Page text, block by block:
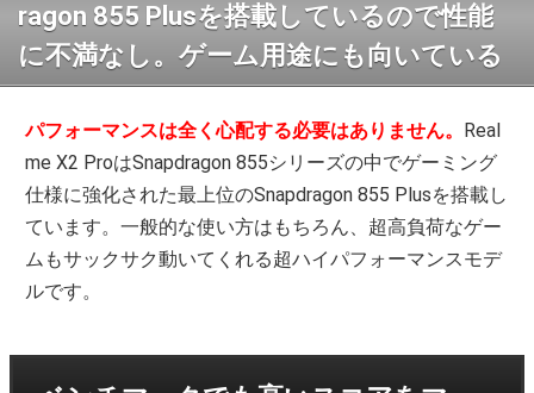
ragon 855 Plusを搭載しているので性能
に不満なし。ゲーム用途にも向いている
パフォーマンスは全く心配する必要はありません。 Real
me X2 ProはSnapdragon 855シリーズの中でゲーミング
仕様に強化された最上位のSnapdragon 855 Plusを搭載し
ています。一般的な使い方はもちろん、超高負荷なゲー
ムもサックサク動いてくれる超ハイパフォーマンスモデ
ルです。